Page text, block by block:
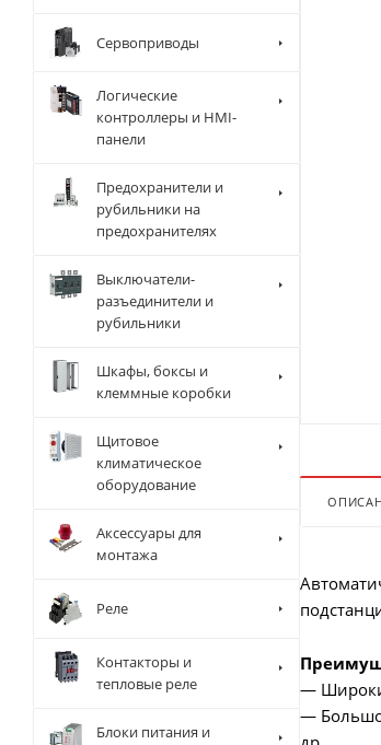
—
—
Сервоприводы
Логические
контроллеры и HMI-
панели
Предохранители и
рубильники на
предохранителях
Выключатели-
разъединители и
рубильники
Шкафы, боксы и
клеммные коробки
Щитовое
климатическое
оборудование
Аксессуары для
монтажа
Реле
Контакторы и
тепловые реле
Блоки питания и